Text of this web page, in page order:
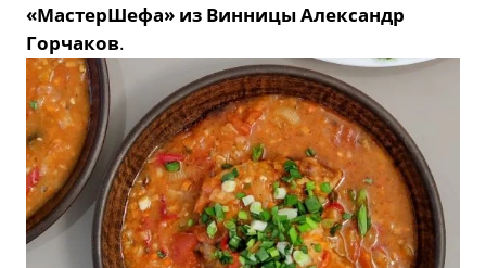
«МастерШефа» из Винницы Александр
Горчаков.